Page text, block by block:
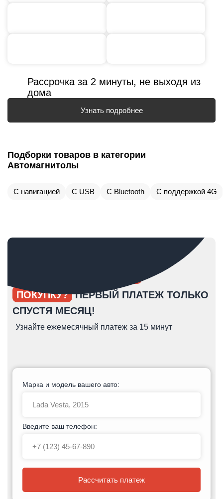
Рассрочка за 2 минуты, не выходя из
дома
Узнать подробнее
Подборки товаров в категории
Автомагнитолы
С навигацией С USB С Bluetooth С поддержкой 4G
ПОКУПКУ? ПЕРВЫЙ ПЛАТЕЖ ТОЛЬКО
СПУСТЯ МЕСЯЦ!
Узнайте ежемесячный платеж за 15 минут
Марка и модель вашего авто:
Введите ваш телефон:
Рассчитать платеж